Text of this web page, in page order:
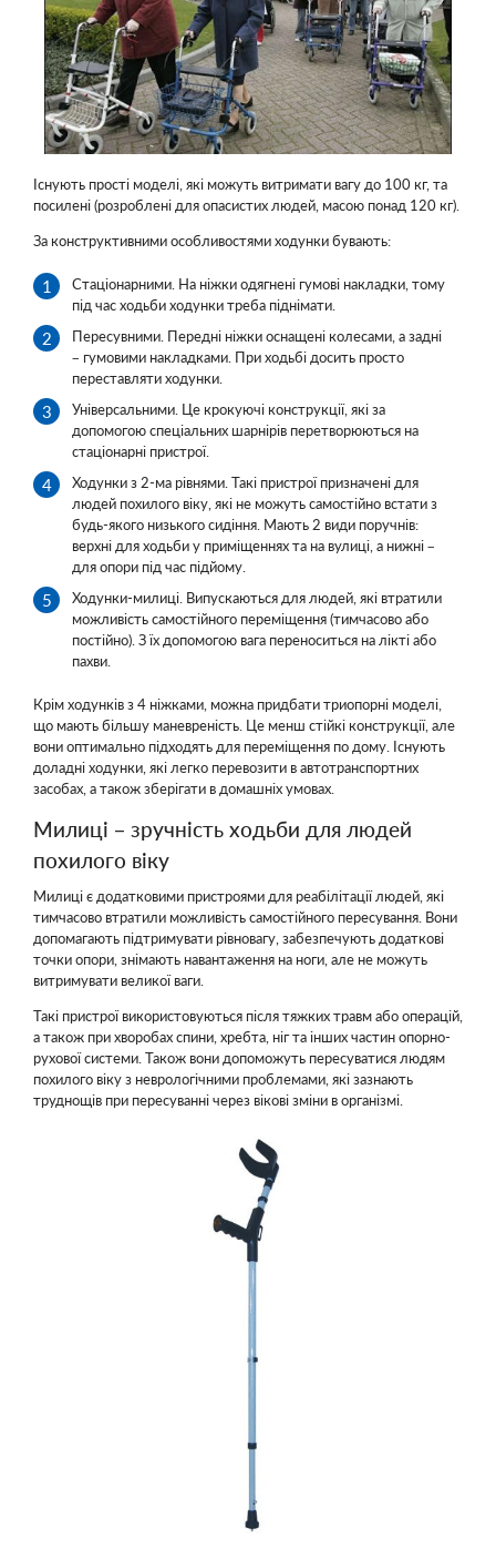
Існують прості моделі, які можуть витримати вагу до 100 кг, та
посилені (розроблені для опасистих людей, масою понад 120 кг).
За конструктивними особливостями ходунки бувають:
Стаціонарними. На ніжки одягнені гумові накладки, тому
під час ходьби ходунки треба піднімати.
Пересувними. Передні ніжки оснащені колесами, а задні
– гумовими накладками. При ходьбі досить просто
переставляти ходунки.
Універсальними. Це крокуючі конструкції, які за
допомогою спеціальних шарнірів перетворюються на
стаціонарні пристрої.
Ходунки з 2-ма рівнями. Такі пристрої призначені для
людей похилого віку, які не можуть самостійно встати з
будь-якого низького сидіння. Мають 2 види поручнів:
верхні для ходьби у приміщеннях та на вулиці, а нижні –
для опори під час підйому.
Ходунки-милиці. Випускаються для людей, які втратили
можливість самостійного переміщення (тимчасово або
постійно). З їх допомогою вага переноситься на лікті або
пахви.
Крім ходунків з 4 ніжками, можна придбати триопорні моделі,
що мають більшу маневреність. Це менш стійкі конструкції, але
вони оптимально підходять для переміщення по дому. Існують
доладні ходунки, які легко перевозити в автотранспортних
засобах, а також зберігати в домашніх умовах.
Милиці – зручність ходьби для людей
похилого віку
Милиці є додатковими пристроями для реабілітації людей, які
тимчасово втратили можливість самостійного пересування. Вони
допомагають підтримувати рівновагу, забезпечують додаткові
точки опори, знімають навантаження на ноги, але не можуть
витримувати великої ваги.
Такі пристрої використовуються після тяжких травм або операцій,
а також при хворобах спини, хребта, ніг та інших частин опорно-
рухової системи. Також вони допоможуть пересуватися людям
похилого віку з неврологічними проблемами, які зазнають
труднощів при пересуванні через вікові зміни в організмі.